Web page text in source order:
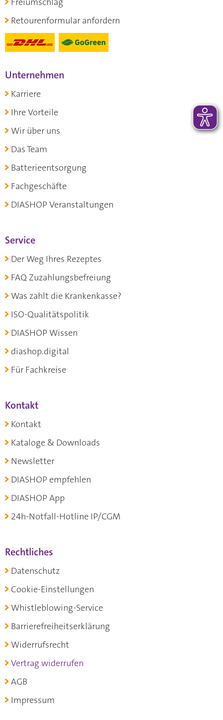
Retourenformular anfordern
Unternehmen
Karriere
Ihre Vorteile
Wir über uns
Das Team
Batterieentsorgung
Fachgeschäfte
DIASHOP Veranstaltungen
Service
Der Weg Ihres Rezeptes
FAQ Zuzahlungsbefreiung
Was zahlt die Krankenkasse?
ISO-Qualitätspolitik
DIASHOP Wissen
diashop.digital
Für Fachkreise
Kontakt
Kontakt
Kataloge & Downloads
Newsletter
DIASHOP empfehlen
DIASHOP App
24h-Notfall-Hotline IP/CGM
Rechtliches
Datenschutz
Cookie-Einstellungen
Whistleblowing-Service
Barrierefreiheitserklärung
Widerrufsrecht
Vertrag widerrufen
AGB
Impressum